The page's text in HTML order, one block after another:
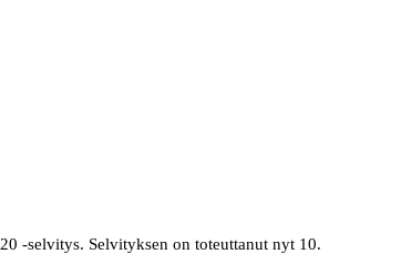
-selvitys. Selvityksen on toteuttanut nyt 10.